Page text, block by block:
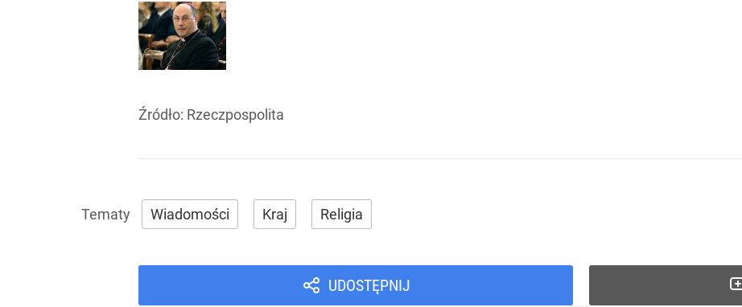
Źródło: Rzeczpospolita
Wiadomości Kraj Religia
UDOSTĘPNIJ